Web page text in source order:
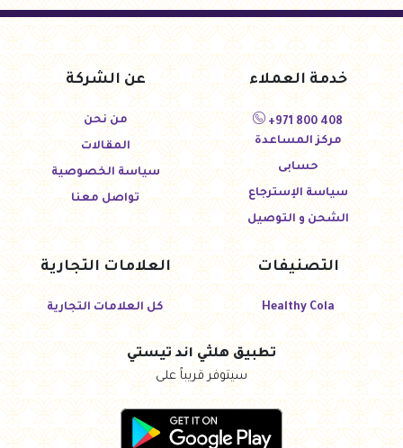
خدمة العملاء
+971 800 408
مركز المساعدة
حسابى
سياسة الإسترجاع
الشحن و التوصيل
عن الشركة
من نحن
المقالات
سياسة الخصوصية
تواصل معنا
التصنيفات
Healthy Cola
العلامات التجارية
كل العلامات التجارية
تطبيق هلثي اند تيستي
سيتوفر قريباً على